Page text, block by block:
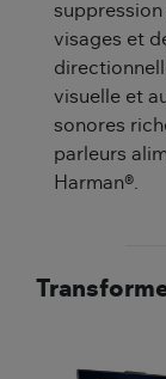
visages et
visuelle et
sonores
parleurs
Harman®.